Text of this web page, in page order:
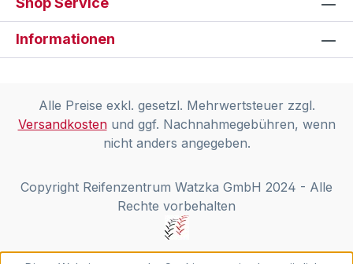
Informationen
Alle Preise exkl. gesetzl. Mehrwertsteuer zzgl.
Versandkostenund ggf. Nachnahmegebühren, wenn
nicht anders angegeben.
Copyright Reifenzentrum Watzka GmbH 2024 - Alle
Rechte vorbehalten